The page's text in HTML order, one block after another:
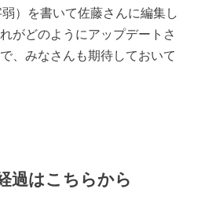
）を書いて佐藤さんに編集し
がどのようにアップデートさ
、みなさんも期待しておいて
過はこちらから